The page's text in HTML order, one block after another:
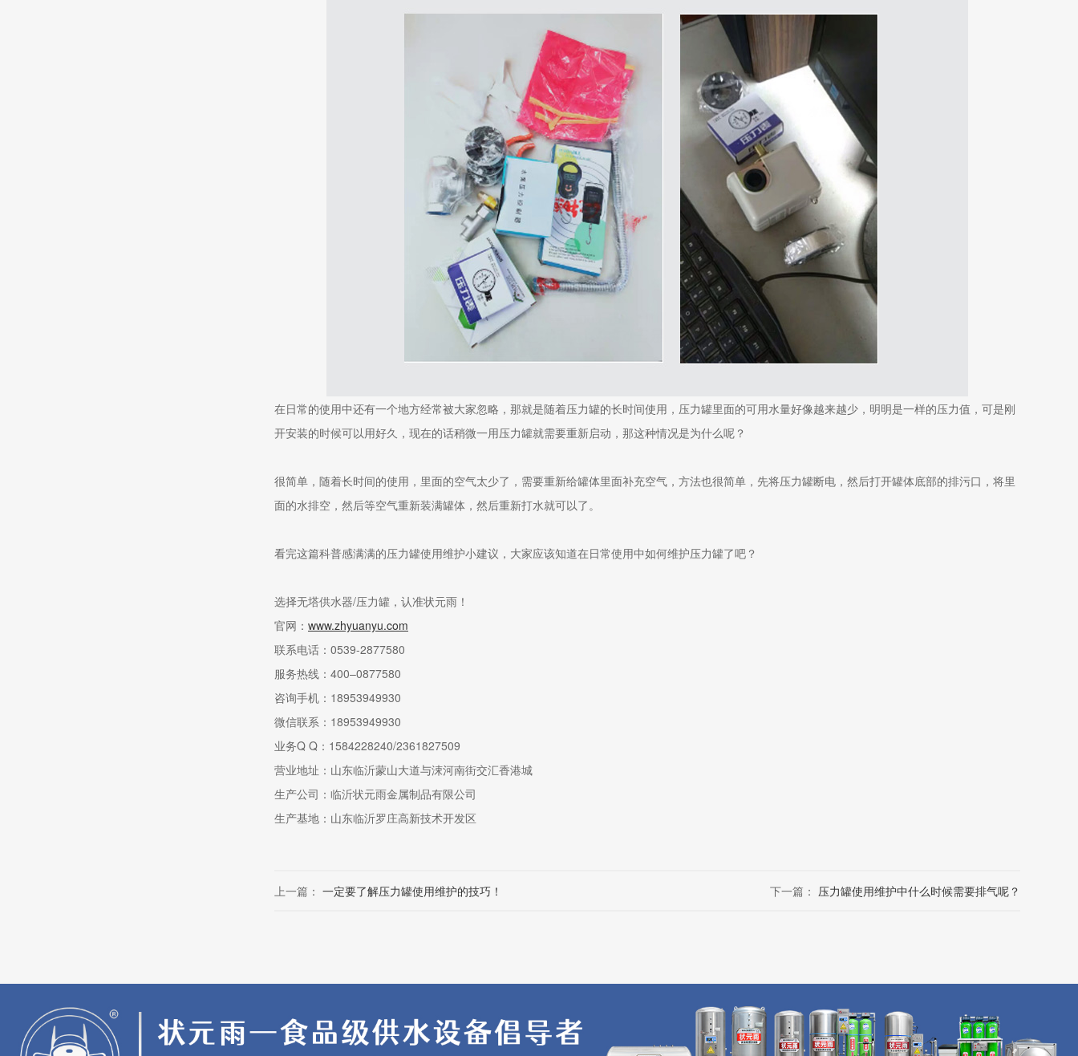
在日常的使用中还有一个地方经常被大家忽略，那就是随着压力罐的长时间使用，压力罐里面的可用水量好像越来越少，明明是一样的压力值，可是刚
开安装的时候可以用好久，现在的话稍微一用压力罐就需要重新启动，那这种情况是为什么呢？
很简单，随着长时间的使用，里面的空气太少了，需要重新给罐体里面补充空气，方法也很简单，先将压力罐断电，然后打开罐体底部的排污口，将里
面的水排空，然后等空气重新装满罐体，然后重新打水就可以了。
看完这篇科普感满满的压力罐使用维护小建议，大家应该知道在日常使用中如何维护压力罐了吧？
选择无塔供水器/压力罐，认准状元雨！
官网： www.zhyuanyu.com
联系电话：0539-2877580
服务热线：400–0877580
咨询手机：18953949930
微信联系：18953949930
业务Q Q：1584228240/2361827509
营业地址：山东临沂蒙山大道与涑河南街交汇香港城
生产公司：临沂状元雨金属制品有限公司
生产基地：山东临沂罗庄高新技术开发区
上一篇： 一定要了解压力罐使用维护的技巧！ 下一篇： 压力罐使用维护中什么时候需要排气呢？